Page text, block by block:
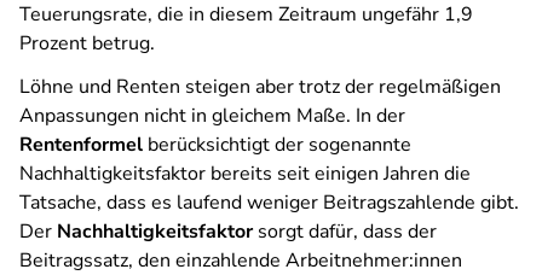
Teuerungsrate, die in diesem Zeitraum ungefähr 1,9
Prozent betrug.
Löhne und Renten steigen aber trotz der regelmäßigen
Anpassungen nicht in gleichem Maße. In der
Rentenformel berücksichtigt der sogenannte
Nachhaltigkeitsfaktor bereits seit einigen Jahren die
Tatsache, dass es laufend weniger Beitragszahlende gibt.
Der Nachhaltigkeitsfaktorsorgt dafür, dass der
Beitragssatz, den einzahlende Arbeitnehmer:innen